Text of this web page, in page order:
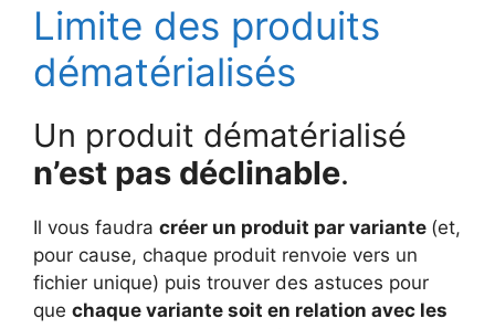
Limite des produits
dématérialisés
Un produit dématérialisé
n’est pas déclinable.
Il vous faudra créer un produit par variante (et,
pour cause, chaque produit renvoie vers un
fichier unique) puis trouver des astuces pour
que chaque variante soit en relation avec les